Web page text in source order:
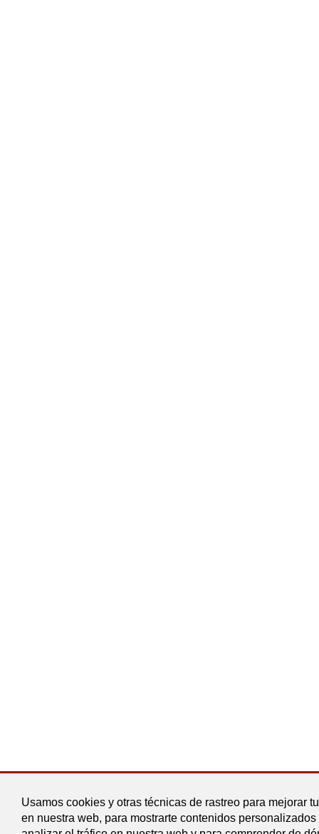
Usamos cookies y otras técnicas de rastreo para mejorar
en nuestra web, para mostrarte contenidos